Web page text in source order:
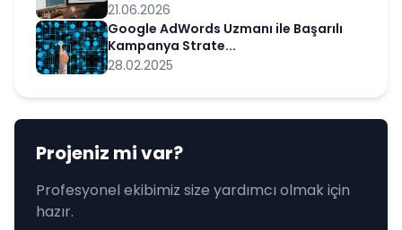
21.06.2026
Google AdWords Uzmanı ile Başarılı
Kampanya Strate...
28.02.2025
Projeniz mi var?
Profesyonel ekibimiz size yardımcı olmak için
hazır.